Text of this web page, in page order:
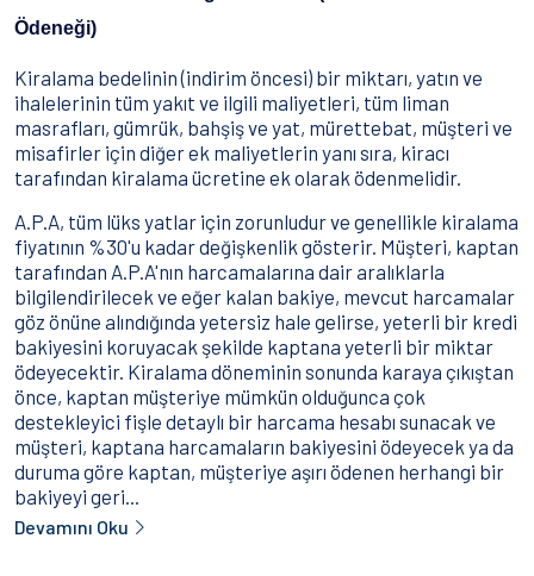
Ödeneği)
Kiralama bedelinin (indirim öncesi) bir miktarı, yatın ve
ihalelerinin tüm yakıt ve ilgili maliyetleri, tüm liman
masrafları, gümrük, bahşiş ve yat, mürettebat, müşteri ve
misafirler için diğer ek maliyetlerin yanı sıra, kiracı
tarafından kiralama ücretine ek olarak ödenmelidir.
A.P.A, tüm lüks yatlar için zorunludur ve genellikle kiralama
fiyatının %30'u kadar değişkenlik gösterir. Müşteri, kaptan
tarafından A.P.A'nın harcamalarına dair aralıklarla
bilgilendirilecek ve eğer kalan bakiye, mevcut harcamalar
göz önüne alındığında yetersiz hale gelirse, yeterli bir kredi
bakiyesini koruyacak şekilde kaptana yeterli bir miktar
ödeyecektir. Kiralama döneminin sonunda karaya çıkıştan
önce, kaptan müşteriye mümkün olduğunca çok
destekleyici fişle detaylı bir harcama hesabı sunacak ve
müşteri, kaptana harcamaların bakiyesini ödeyecek ya da
duruma göre kaptan, müşteriye aşırı ödenen herhangi bir
bakiyeyi geri...
Devamını Oku